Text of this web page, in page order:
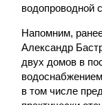
водопроводной
Напомним,
Александр
двух домов в
в том числе